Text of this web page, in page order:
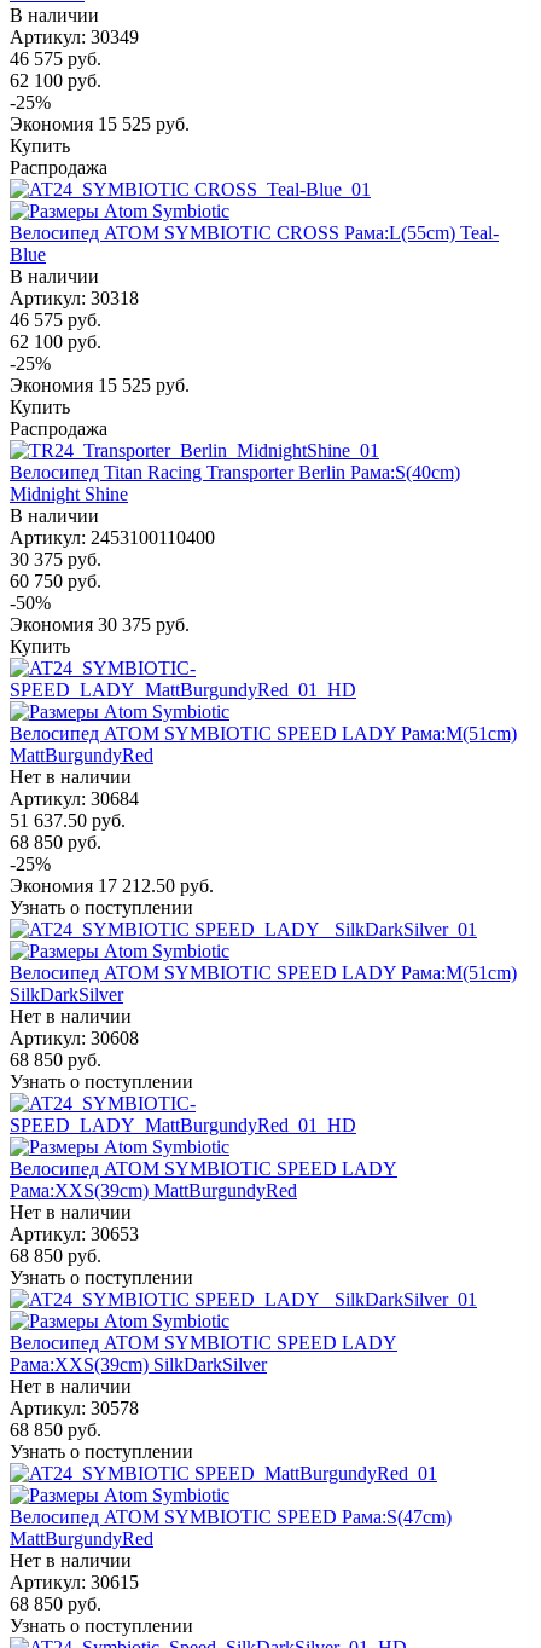
В наличии
Артикул: 30349
46 575 руб.
62 100 руб.
-25%
Экономия 15 525 руб.
Купить
Распродажа
Велосипед ATOM SYMBIOTIC CROSS Рама:L(55cm) Teal-
Blue
В наличии
Артикул: 30318
46 575 руб.
62 100 руб.
-25%
Экономия 15 525 руб.
Купить
Распродажа
Велосипед Titan Racing Transporter Berlin Рама:S(40cm)
Midnight Shine
В наличии
Артикул: 2453100110400
30 375 руб.
60 750 руб.
-50%
Экономия 30 375 руб.
Купить
Велосипед ATOM SYMBIOTIC SPEED LADY Рама:M(51cm)
MattBurgundyRed
Нет в наличии
Артикул: 30684
51 637.50 руб.
68 850 руб.
-25%
Экономия 17 212.50 руб.
Узнать о поступлении
Велосипед ATOM SYMBIOTIC SPEED LADY Рама:M(51cm)
SilkDarkSilver
Нет в наличии
Артикул: 30608
68 850 руб.
Узнать о поступлении
Велосипед ATOM SYMBIOTIC SPEED LADY
Рама:XXS(39cm) MattBurgundyRed
Нет в наличии
Артикул: 30653
68 850 руб.
Узнать о поступлении
Велосипед ATOM SYMBIOTIC SPEED LADY
Рама:XXS(39cm) SilkDarkSilver
Нет в наличии
Артикул: 30578
68 850 руб.
Узнать о поступлении
Велосипед ATOM SYMBIOTIC SPEED Рама:S(47cm)
MattBurgundyRed
Нет в наличии
Артикул: 30615
68 850 руб.
Узнать о поступлении